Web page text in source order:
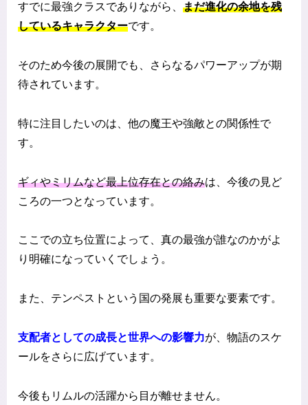
すでに最強クラスでありながら、 まだ進化の余地を残
しているキャラクターです。
そのため今後の展開でも、さらなるパワーアップが期
待されています。
特に注目したいのは、他の魔王や強敵との関係性で
す。
ギィやミリムなど最上位存在との絡みは、今後の見ど
ころの一つとなっています。
ここでの立ち位置によって、真の最強が誰なのかがよ
り明確になっていくでしょう。
また、テンペストという国の発展も重要な要素です。
支配者としての成長と世界への影響力が、物語のスケ
ールをさらに広げています。
今後もリムルの活躍から目が離せません。